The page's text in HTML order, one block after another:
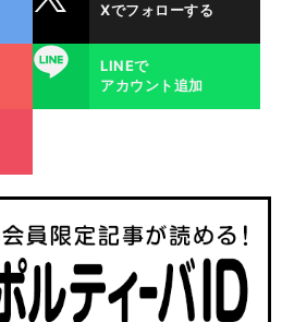
Xでフォローする
LINE
LINEで
アカウント追加